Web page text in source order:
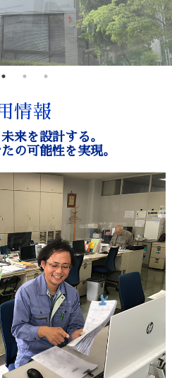
情報
来を設計する。
の可能性を実現。